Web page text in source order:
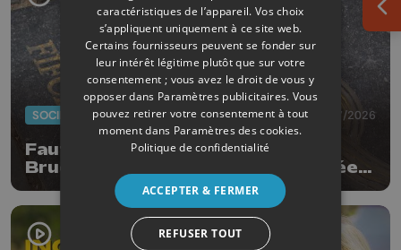
SOCIÉTÉ 20/07/2026
Faut-il enlever la dalle de Patrick
Bruel qui a été à nouveau dégradée ?
"Nos ouvriers sont en vacances"
caractéristiques de l’appareil. Vos choix
s’appliquent uniquement à ce site web.
Certains fournisseurs peuvent se fonder sur
leur intérêt légitime plutôt que sur votre
consentement ; vous avez le droit de vous y
opposer dans Paramètres publicitaires. Vous
pouvez retirer votre consentement à tout
moment dans Paramètres des cookies.
Politique de confidentialité
ACCEPTER & FERMER
REFUSER TOUT